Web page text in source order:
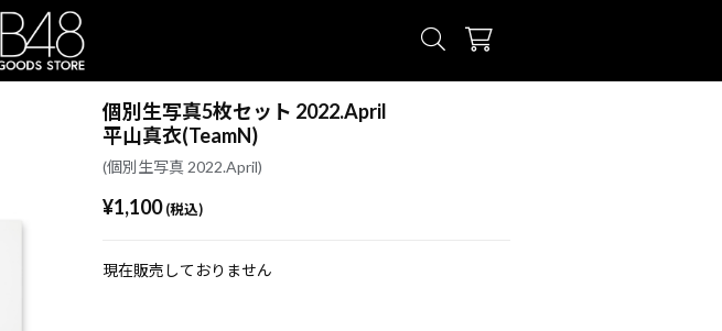
個別生写真5枚セット 2022.April
平山真衣(TeamN)
(個別生写真 2022.April)
¥1,100 (税込)
現在販売しておりません